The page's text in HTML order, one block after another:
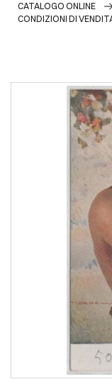
CATALOGO ONLINE
CONDIZIONI DI